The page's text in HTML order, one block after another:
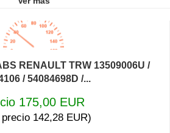
RENAULT TRW 13509006U /
/ 54084698D /...
175,00 EUR
142,28 EUR)